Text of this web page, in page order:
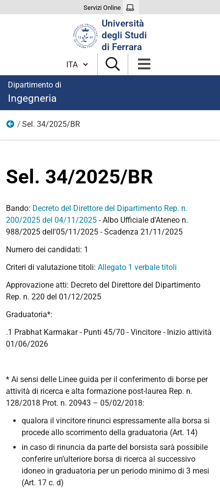
Servizi Online
Università
degli Studi
di Ferrara
Cambia lingua
Dipartimento di
Ingegneria
2025
Sel. 34/2025/BR
Sel. 34/2025/BR
Bando: Decreto del Direttore del Dipartimento Rep. n.
200/2025 del 04/11/2025 - Albo Ufficiale d'Ateneo n.
988/2025 dell'05/11/2025 - Scadenza 21/11/2025
Numero dei candidati: 1
Criteri di valutazione titoli: Allegato 1 verbale titoli
Approvazione atti: Decreto del Direttore del Dipartimento
Rep. n. 220 del 01/12/2025
Graduatoria*:
.1 Prabhat Karmakar - Punti 45/70 - Vincitore - Inizio attività
01/06/2026
* Ai sensi delle Linee guida per il conferimento di borse per
attività di ricerca e alta formazione post-laurea Rep. n.
128/2018 Prot. n. 20943 – 05/02/2018:
qualora il vincitore rinunci espressamente alla borsa si
procede allo scorrimento della graduatoria (Art. 14)
in caso di rinuncia da parte del borsista sarà possibile
conferire un’ulteriore borsa di ricerca al successivo
idoneo in graduatoria per un periodo minimo di 3 mesi
(Art. 17 c. d)